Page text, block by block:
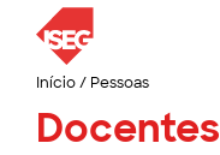
Início/ Pessoas
Docentes